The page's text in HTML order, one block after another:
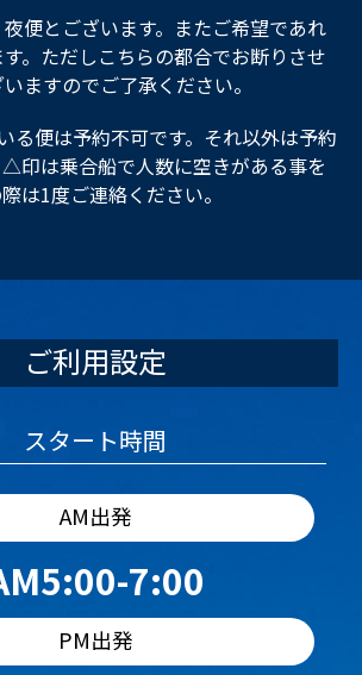
便とございます。またご希望であれ
。ただしこちらの都合でお断りさせ
ますのでご了承ください。
る便は予約不可です。それ以外は予約
印は乗合船で人数に空きがある事を
は1度ご連絡ください。
ご利用設定
スタート時間
AM出発
7:00
PM出発